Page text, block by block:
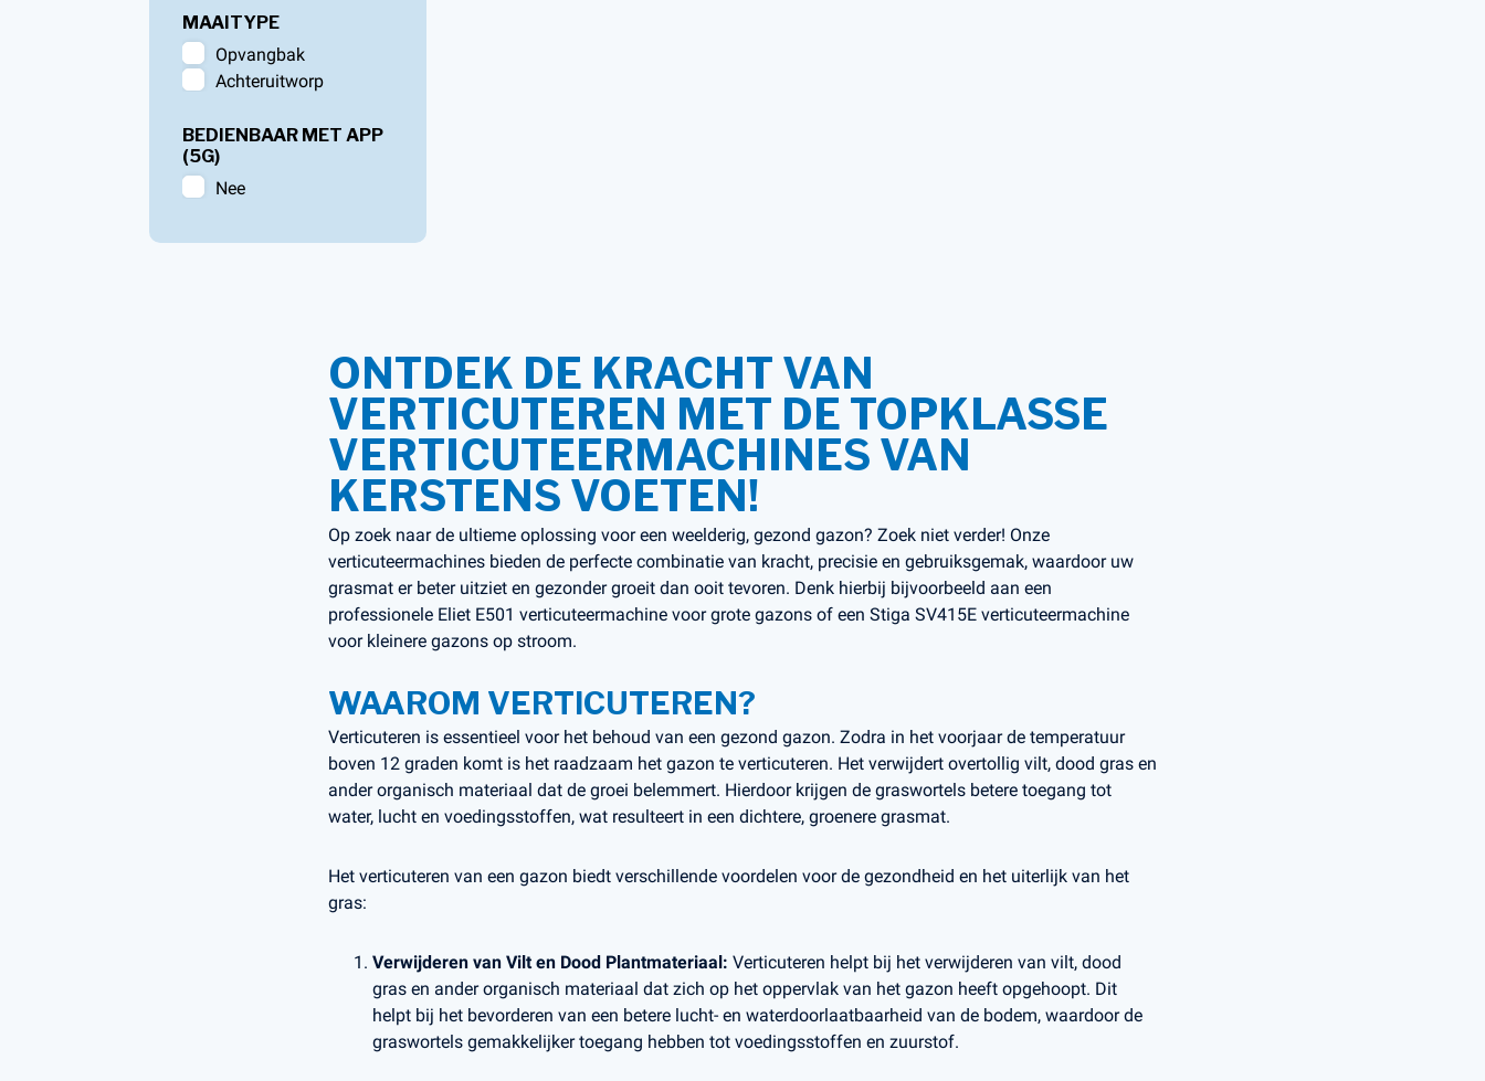
MAAITYPE
Opvangbak
Achteruitworp
BEDIENBAAR MET APP
(5G)
Nee
ONTDEK DE KRACHT VAN
VERTICUTEREN MET DE TOPKLASSE
VERTICUTEERMACHINES VAN
KERSTENS VOETEN!
Op zoek naar de ultieme oplossing voor een weelderig, gezond gazon? Zoek niet verder! Onze
verticuteermachines bieden de perfecte combinatie van kracht, precisie en gebruiksgemak, waardoor uw
grasmat er beter uitziet en gezonder groeit dan ooit tevoren. Denk hierbij bijvoorbeeld aan een
professionele Eliet E501 verticuteermachine voor grote gazons of een Stiga SV415E verticuteermachine
voor kleinere gazons op stroom.
WAAROM VERTICUTEREN?
Verticuteren is essentieel voor het behoud van een gezond gazon. Zodra in het voorjaar de temperatuur
boven 12 graden komt is het raadzaam het gazon te verticuteren. Het verwijdert overtollig vilt, dood gras en
ander organisch materiaal dat de groei belemmert. Hierdoor krijgen de graswortels betere toegang tot
water, lucht en voedingsstoffen, wat resulteert in een dichtere, groenere grasmat.
Het verticuteren van een gazon biedt verschillende voordelen voor de gezondheid en het uiterlijk van het
gras:
Verwijderen van Vilt en Dood Plantmateriaal: Verticuteren helpt bij het verwijderen van vilt, dood
gras en ander organisch materiaal dat zich op het oppervlak van het gazon heeft opgehoopt. Dit
helpt bij het bevorderen van een betere lucht- en waterdoorlaatbaarheid van de bodem, waardoor de
graswortels gemakkelijker toegang hebben tot voedingsstoffen en zuurstof.